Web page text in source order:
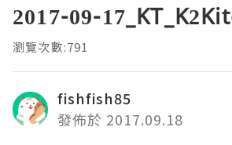
2017-09-
瀏覽次數:791
fishfish85
發佈於 2017.09.18